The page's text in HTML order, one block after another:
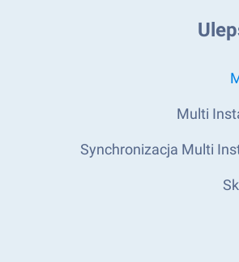
Multi
Synchronizacja Multi